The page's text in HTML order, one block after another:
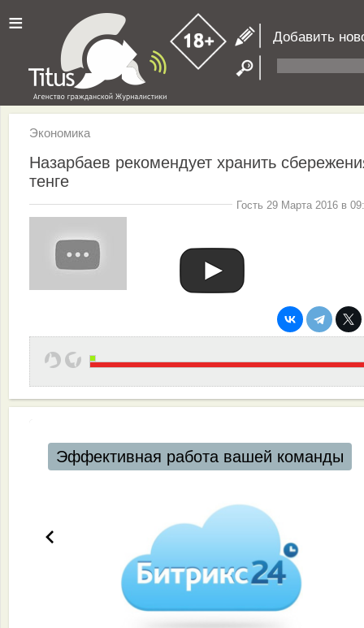
≡ Добавить
Экономика
Назарбаев рекомендует хранить
тенге
Гость 29 Марта 2016 в
Эффективная работа вашей команды